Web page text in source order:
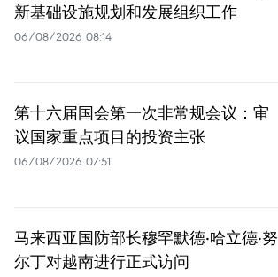
新基础设施规划和发展组织工作
06/08/2026 08:14
第十六届国会第一次非常规会议：审
议国家重点项目的投资主张
06/08/2026 07:51
马来西亚国防部长穆罕默德·哈立德·努
尔丁对越南进行正式访问